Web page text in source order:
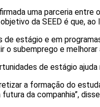
uma parceria entre
da SEED é que,
de estágio e em
o subemprego e melhorar
de estágio
a formação do
da companhia”,